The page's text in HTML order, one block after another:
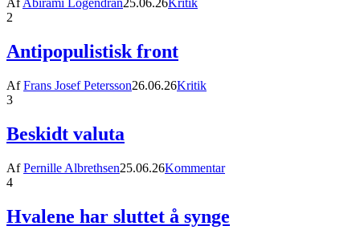
AfAbirami Logendran25.06.26Kritik
2
Antipopulistisk front
AfFrans Josef Petersson26.06.26Kritik
3
Beskidt valuta
AfPernille Albrethsen25.06.26Kommentar
4
Hvalene har sluttet å synge